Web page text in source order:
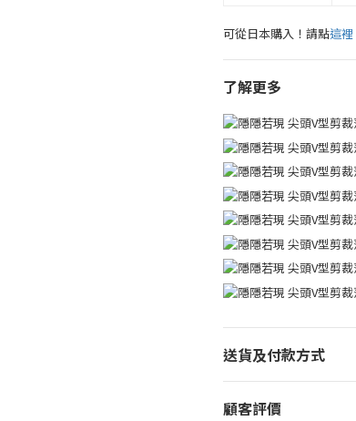
可從日本購入！請點這裡
了解更多
送貨及付款方式
顧客評價